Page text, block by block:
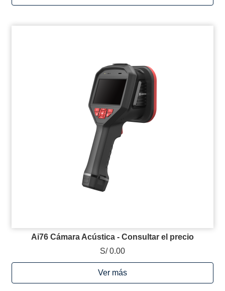
Ai76 Cámara Acústica - Consultar el precio
S/ 0.00
Ver más